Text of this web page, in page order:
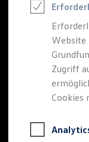
Digitaler
Kauf &
Online-
E-
Für
Für
Website
Zugriff
Cookies